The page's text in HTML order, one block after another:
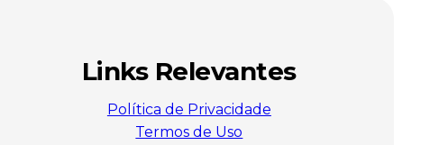
Links Relevantes
Política de Privacidade
Termos de Uso